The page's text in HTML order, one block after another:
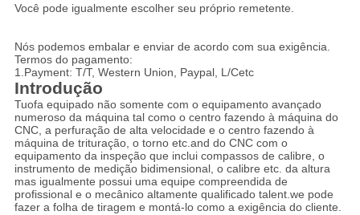
Você pode igualmente escolher seu próprio remetente.
Nós podemos embalar e enviar de acordo com sua exigência.
Termos do pagamento:
1.Payment: T/T, Western Union, Paypal, L/Cetc
Introdução
Tuofa equipado não somente com o equipamento avançado
numeroso da máquina tal como o centro fazendo à máquina do
CNC, a perfuração de alta velocidade e o centro fazendo à
máquina de trituração, o torno etc.and do CNC com o
equipamento da inspeção que inclui compassos de calibre, o
instrumento de medição bidimensional, o calibre etc. da altura
mas igualmente possui uma equipe compreendida de
profissional e o mecânico altamente qualificado talent.we pode
fazer a folha de tiragem e montá-lo como a exigência do cliente.